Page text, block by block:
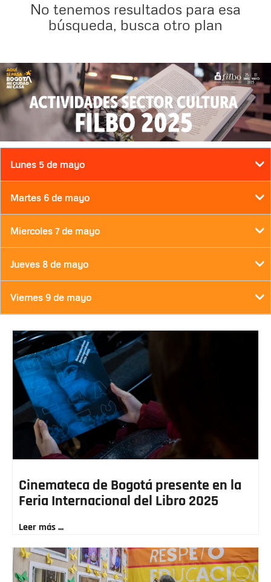
No tenemos resultados para esa
búsqueda, busca otro plan
Lunes 5 de mayo
Martes 6 de mayo
Miercoles 7 de mayo
Jueves 8 de mayo
Viernes 9 de mayo
Cinemateca de Bogotá presente en la
Feria Internacional del Libro 2025
Leer más ...